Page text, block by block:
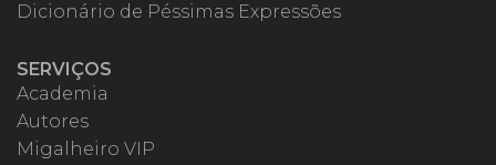
Dicionário de Péssimas Expressões
SERVIÇOS
Academia
Autores
Migalheiro VIP